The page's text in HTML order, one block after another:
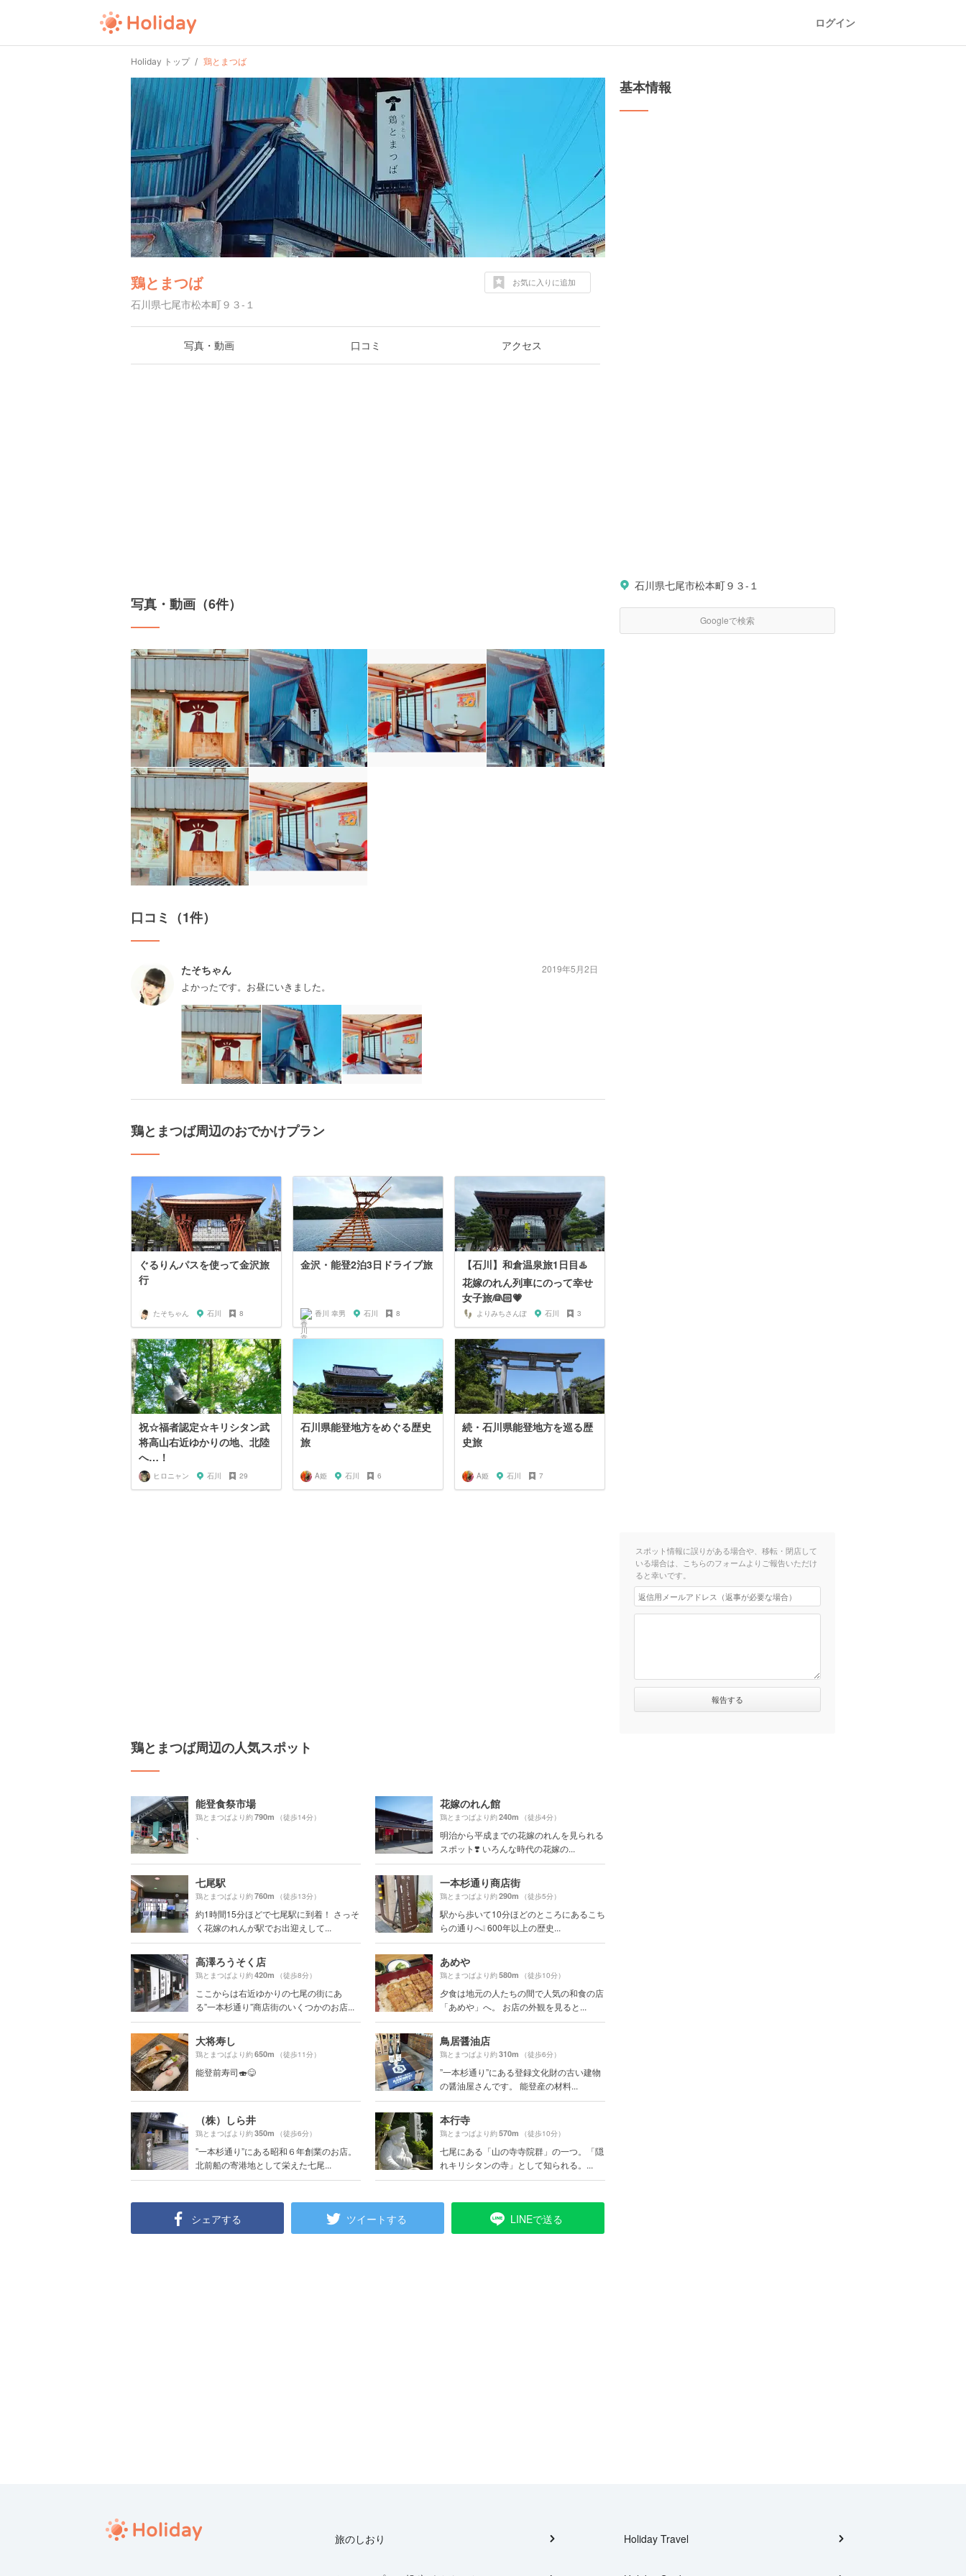
ログイン
Holiday トップ 鶏とまつば
鶏とまつば
石川県七尾市松本町９３-１
お気に入りに追加
写真・動画 口コミ アクセス
写真・動画（6件）
口コミ（1件）
たそちゃん
よかったです。お昼にいきました。
2019年5月2日
鶏とまつば周辺のおでかけプラン
ぐるりんパスを使って金沢旅
行
たそちゃん 石川 8
金沢・能登2泊3日ドライブ旅
香川 幸男 石川 8
【石川】和倉温泉旅1日目♨️
花嫁のれん列車にのって幸せ
女子旅👰🏻💗
よりみちさんぽ 石川 3
祝☆福者認定☆キリシタン武
将高山右近ゆかりの地、北陸
へ…！
ヒロニャン 石川 29
石川県能登地方をめぐる歴史
旅
A姫 石川 6
続・石川県能登地方を巡る歴
史旅
A姫 石川 7
鶏とまつば周辺の人気スポット
能登食祭市場
鶏とまつばより約790m （徒歩14分）
花嫁のれん館
鶏とまつばより約240m （徒歩4分）
明治から平成までの花嫁のれんを見られる
スポット❣️ いろんな時代の花嫁の...
七尾駅
鶏とまつばより約760m （徒歩13分）
約1時間15分ほどで七尾駅に到着！ さっそ
く花嫁のれんが駅でお出迎えして...
一本杉通り商店街
鶏とまつばより約290m （徒歩5分）
駅から歩いて10分ほどのところにあるこち
らの通りへ❕ 600年以上の歴史...
高澤ろうそく店
鶏とまつばより約420m （徒歩8分）
ここからは右近ゆかりの七尾の街にあ
る”一本杉通り”商店街のいくつかのお店...
あめや
鶏とまつばより約580m （徒歩10分）
夕食は地元の人たちの間で人気の和食の店
「あめや」へ。 お店の外観を見ると...
大将寿し
鶏とまつばより約650m （徒歩11分）
能登前寿司🍣😋
鳥居醤油店
鶏とまつばより約310m （徒歩6分）
”一本杉通り”にある登録文化財の古い建物
の醤油屋さんです。 能登産の材料...
（株）しら井
鶏とまつばより約350m （徒歩6分）
”一本杉通り”にある昭和６年創業のお店。
北前船の寄港地として栄えた七尾...
本行寺
鶏とまつばより約570m （徒歩10分）
七尾にある「山の寺寺院群」の一つ。「隠
れキリシタンの寺」として知られる。...
シェアする ツイートする LINEで送る
基本情報
石川県七尾市松本町９３-１
Googleで検索
スポット情報に誤りがある場合や、移転・閉店して
いる場合は、こちらのフォームよりご報告いただけ
ると幸いです。
旅のしおり Holiday Travel